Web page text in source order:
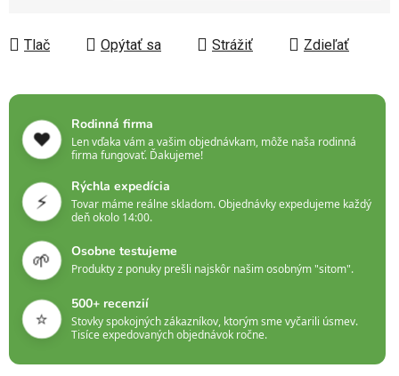
Tlač Opýtať sa Strážiť Zdieľať
❤️
Rodinná firma
Len vďaka vám a vašim objednávkam, môže naša rodinná
firma fungovať. Ďakujeme!
⚡
Rýchla expedícia
Tovar máme reálne skladom. Objednávky expedujeme každý
deň okolo 14:00.
🌱 Osobne testujeme
Produkty z ponuky prešli najskôr našim osobným "sitom".
⭐
500+ recenzií
Stovky spokojných zákazníkov, ktorým sme vyčarili úsmev.
Tisíce expedovaných objednávok ročne.